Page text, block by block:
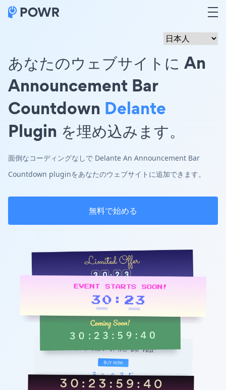
あなたのウェブサイトに An
Announcement Bar
Countdown Delante
Plugin を埋め込みます。
面倒なコーディングなしで Delante An Announcement Bar
Countdown pluginをあなたのウェブサイトに追加できます。
無料で始める